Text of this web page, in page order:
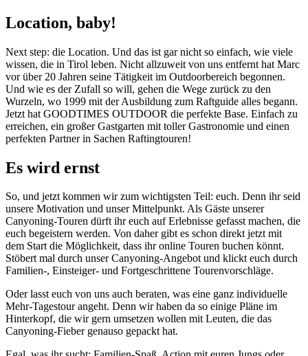
Location, baby!
Next step: die Location. Und das ist gar nicht so einfach, wie viele
wissen, die in Tirol leben. Nicht allzuweit von uns entfernt hat Marc
vor über 20 Jahren seine Tätigkeit im Outdoorbereich begonnen.
Und wie es der Zufall so will, gehen die Wege zurück zu den
Wurzeln, wo 1999 mit der Ausbildung zum Raftguide alles begann.
Jetzt hat GOODTIMES OUTDOOR die perfekte Base. Einfach zu
erreichen, ein großer Gastgarten mit toller Gastronomie und einen
perfekten Partner in Sachen Raftingtouren!
Es wird ernst
So, und jetzt kommen wir zum wichtigsten Teil: euch. Denn ihr seid
unsere Motivation und unser Mittelpunkt. Als Gäste unserer
Canyoning-Touren dürft ihr euch auf Erlebnisse gefasst machen, die
euch begeistern werden. Von daher gibt es schon direkt jetzt mit
dem Start die Möglichkeit, dass ihr online Touren buchen könnt.
Stöbert mal durch unser Canyoning-Angebot und klickt euch durch
Familien-, Einsteiger- und Fortgeschrittene Tourenvorschläge.
Oder lasst euch von uns auch beraten, was eine ganz individuelle
Mehr-Tagestour angeht. Denn wir haben da so einige Pläne im
Hinterkopf, die wir gern umsetzen wollen mit Leuten, die das
Canyoning-Fieber genauso gepackt hat.